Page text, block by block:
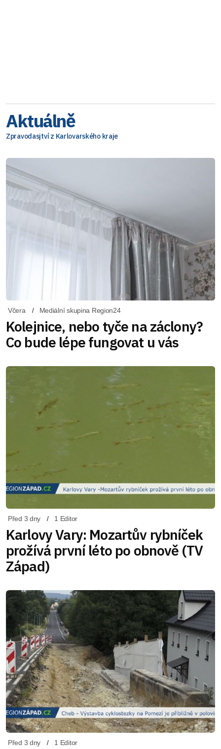
Aktuálně
Zpravodasjtví z Karlovarského kraje
Včera Mediální skupina Region24
Kolejnice, nebo tyče na záclony?
Co bude lépe fungovat u vás
Před 3 dny 1 Editor
Karlovy Vary: Mozartův rybníček
prožívá první léto po obnově (TV
Západ)
Před 3 dny 1 Editor